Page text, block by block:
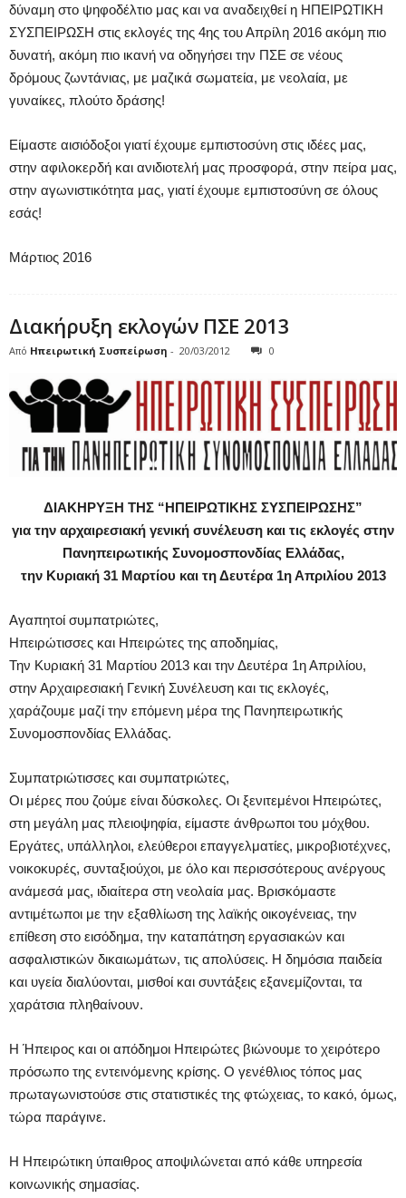
δύναμη στο ψηφοδέλτιο μας και να αναδειχθεί η ΗΠΕΙΡΩΤΙΚΗ
ΣΥΣΠΕΙΡΩΣΗ στις εκλογές της 4ης του Απρίλη 2016 ακόμη πιο
δυνατή, ακόμη πιο ικανή να οδηγήσει την ΠΣΕ σε νέους
δρόμους ζωντάνιας, με μαζικά σωματεία, με νεολαία, με
γυναίκες, πλούτο δράσης!
Είμαστε αισιόδοξοι γιατί έχουμε εμπιστοσύνη στις ιδέες μας,
στην αφιλοκερδή και ανιδιοτελή μας προσφορά, στην πείρα μας,
στην αγωνιστικότητα μας, γιατί έχουμε εμπιστοσύνη σε όλους
εσάς!
Μάρτιος 2016
Διακήρυξη εκλογών ΠΣΕ 2013
Από Ηπειρωτική Συσπείρωση - 20/03/2012 0
ΔΙΑΚΗΡΥΞΗ ΤΗΣ “ΗΠΕΙΡΩΤΙΚΗΣ ΣΥΣΠΕΙΡΩΣΗΣ”
για την αρχαιρεσιακή γενική συνέλευση και τις εκλογές στην
Πανηπειρωτικής Συνομοσπονδίας Ελλάδας,
την Κυριακή 31 Μαρτίου και τη Δευτέρα 1η Απριλίου 2013
Αγαπητοί συμπατριώτες,
Ηπειρώτισσες και Ηπειρώτες της αποδημίας,
Την Κυριακή 31 Μαρτίου 2013 και την Δευτέρα 1η Απριλίου,
στην Αρχαιρεσιακή Γενική Συνέλευση και τις εκλογές,
χαράζουμε μαζί την επόμενη μέρα της Πανηπειρωτικής
Συνομοσπονδίας Ελλάδας.
Συμπατριώτισσες και συμπατριώτες,
Οι μέρες που ζούμε είναι δύσκολες. Οι ξενιτεμένοι Ηπειρώτες,
στη μεγάλη μας πλειοψηφία, είμαστε άνθρωποι του μόχθου.
Εργάτες, υπάλληλοι, ελεύθεροι επαγγελματίες, μικροβιοτέχνες,
νοικοκυρές, συνταξιούχοι, με όλο και περισσότερους ανέργους
ανάμεσά μας, ιδιαίτερα στη νεολαία μας. Βρισκόμαστε
αντιμέτωποι με την εξαθλίωση της λαϊκής οικογένειας, την
επίθεση στο εισόδημα, την καταπάτηση εργασιακών και
ασφαλιστικών δικαιωμάτων, τις απολύσεις. Η δημόσια παιδεία
και υγεία διαλύονται, μισθοί και συντάξεις εξανεμίζονται, τα
χαράτσια πληθαίνουν.
Η Ήπειρος και οι απόδημοι Ηπειρώτες βιώνουμε το χειρότερο
πρόσωπο της εντεινόμενης κρίσης. Ο γενέθλιος τόπος μας
πρωταγωνιστούσε στις στατιστικές της φτώχειας, το κακό, όμως,
τώρα παράγινε.
Η Ηπειρώτικη ύπαιθρος αποψιλώνεται από κάθε υπηρεσία
κοινωνικής σημασίας.